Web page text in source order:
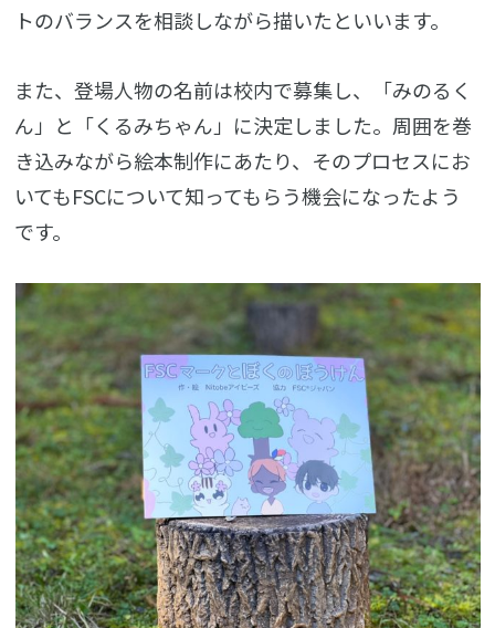
トのバランスを相談しながら描いたといいます。
また、登場人物の名前は校内で募集し、「みのるく
ん」と「くるみちゃん」に決定しました。周囲を巻
き込みながら絵本制作にあたり、そのプロセスにお
いてもFSCについて知ってもらう機会になったよう
です。